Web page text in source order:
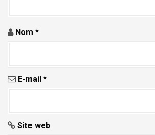
e Nom *
E-mail *
Site web